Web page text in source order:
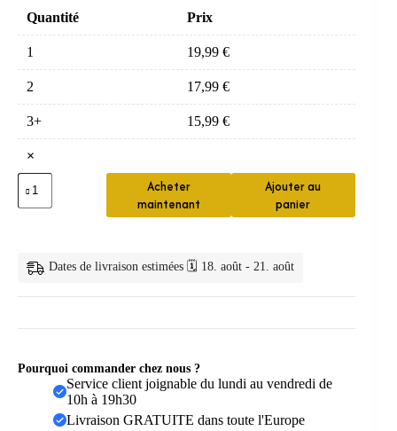
Quantité Prix
1 19,99 €
2 17,99 €
3+ 15,99 €
×
quantité
de
Support
Douche
360°
Acheter
maintenant
Ajouter au
panier
Dates de livraison estimées 🗓️ 18. août - 21. août
Pourquoi commander chez nous ?
Service client joignable du lundi au vendredi de
10h à 19h30
Livraison GRATUITE dans toute l'Europe